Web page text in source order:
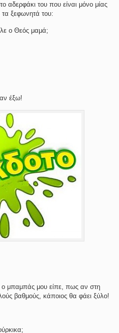
αδερφάκι του που είναι μόνο μίας
τα ξεφωνητά του:
ο Θεός μαμά;
έξω!
μπαμπάς μου είπε, πως αν στη
βαθμούς, κάποιος θα φάει ξύλο!